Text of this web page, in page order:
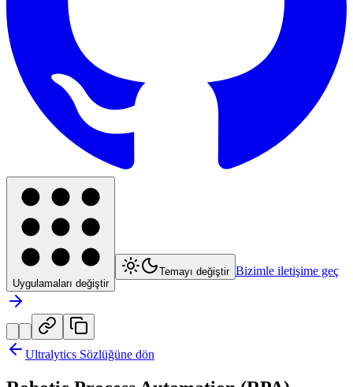
Uygulamaları değiştir
Temayı değiştir Bizimle iletişime geç
Ultralytics Sözlüğüne dön